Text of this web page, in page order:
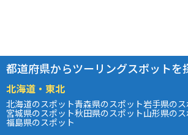
都道府県からツーリングスポットを
北海道・東北
北海道のスポット青森県のスポット岩手県のス
宮城県のスポット秋田県のスポット山形県の
福島県のスポット